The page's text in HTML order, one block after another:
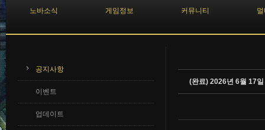
노바소식 게임정보 커뮤니티
공지사항
이벤트
업데이트
(완료) 2026년 6월 17
Sketchbook5, 스케치북5